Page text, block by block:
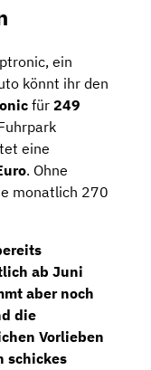
ein
könnt ihr den
für 249
eine
. Ohne
monatlich 270
ab Juni
aber noch
die
Vorlieben
schickes